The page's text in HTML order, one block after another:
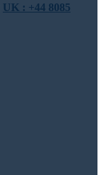
UK : +44 8085